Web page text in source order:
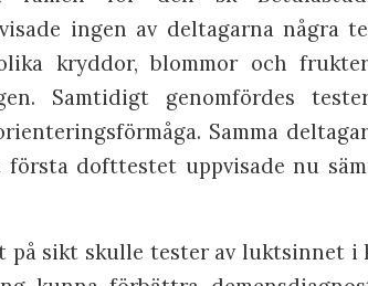
ingen av deltagarna några
kryddor, blommor och
Samtidigt genomfördes
Samma
dofttestet uppvisade nu
på sikt skulle tester av luktsinnet i